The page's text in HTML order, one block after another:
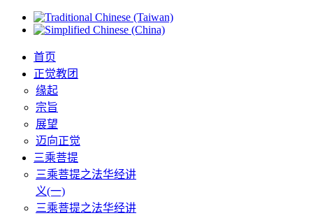
首页
正觉教团
缘起
宗旨
展望
迈向正觉
三乘菩提
三乘菩提之法华经讲
义(一)
三乘菩提之法华经讲